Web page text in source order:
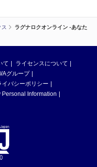
ラグナロクオンライン -あなた
て
ライセンスについて
グループ
イバシーポリシー
Information